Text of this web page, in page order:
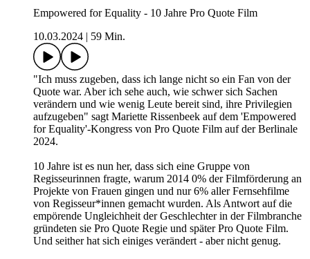
Empowered for Equality - 10 Jahre Pro Quote Film
10.03.2024
59 Min.
"Ich muss zugeben, dass ich lange nicht so ein Fan von der
Quote war. Aber ich sehe auch, wie schwer sich Sachen
verändern und wie wenig Leute bereit sind, ihre Privilegien
aufzugeben" sagt Mariette Rissenbeek auf dem 'Empowered
for Equality'-Kongress von Pro Quote Film auf der Berlinale
2024.
10 Jahre ist es nun her, dass sich eine Gruppe von
Regisseurinnen fragte, warum 2014 0% der Filmförderung an
Projekte von Frauen gingen und nur 6% aller Fernsehfilme
von Regisseur*innen gemacht wurden. Als Antwort auf die
empörende Ungleichheit der Geschlechter in der Filmbranche
gründeten sie Pro Quote Regie und später Pro Quote Film.
Und seither hat sich einiges verändert - aber nicht genug.